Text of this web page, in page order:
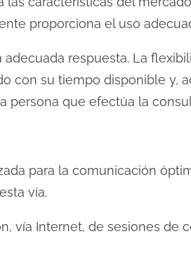
proporciona el uso
respuesta. La
con su tiempo disponible y,
persona que efectúa la
para la comunicación
vía.
vía Internet, de sesiones de